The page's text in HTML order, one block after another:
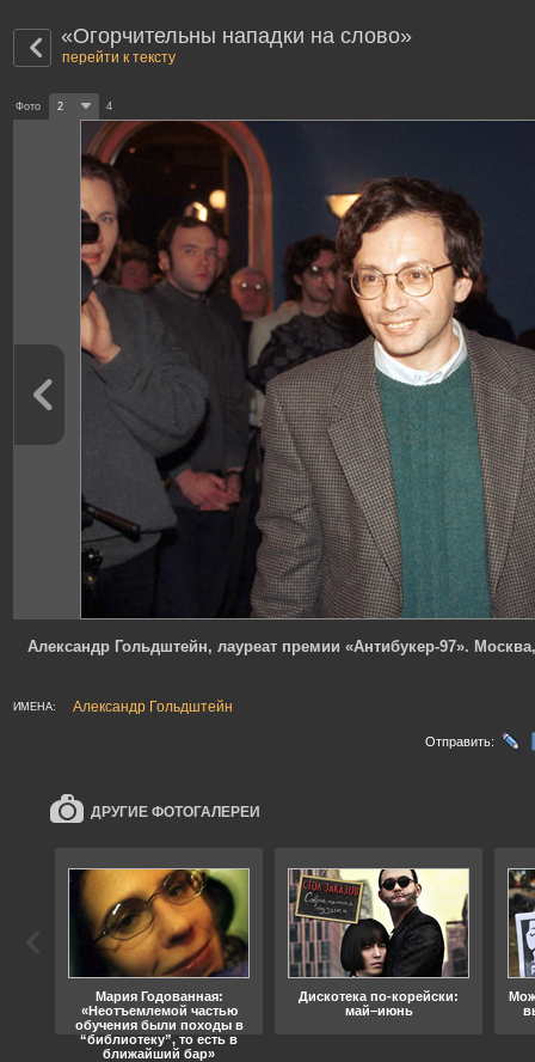
«Огорчительны нападки на слово»
перейти к тексту
Фото 2 4
Александр Гольдштейн, лауреат премии «Антибукер-97».
ИМЕНА: Александр Гольдштейн
Отправить:
ДРУГИЕ ФОТОГАЛЕРЕИ
Мария Годованная:
«Неотъемлемой частью
обучения были походы в
“библиотеку”, то есть в
ближайший бар»
Дискотека по-корейски:
май–июнь